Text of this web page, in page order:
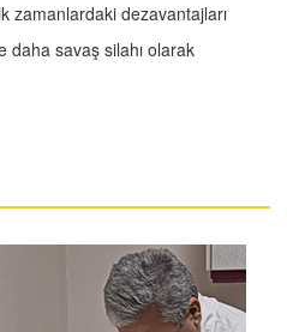
zamanlardaki dezavantajları
daha savaş silahı olarak